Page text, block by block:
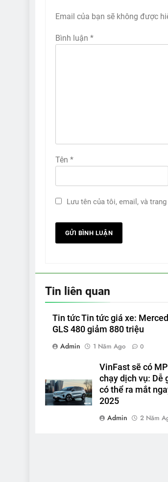
Email của bạn sẽ không được
Bình luận *
Tên *
Lưu tên của tôi, email, và
Tin liên quan
Tin tức Tin tức giá xe:
GLS 480 giảm 880 triệu
Admin
1 Năm Ago 0
VinFast sẽ có
chạy dịch vụ: Dễ
có thể ra mắt
2025
Admin
2 Năm